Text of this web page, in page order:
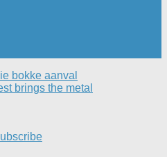
bokke aanval
brings the metal